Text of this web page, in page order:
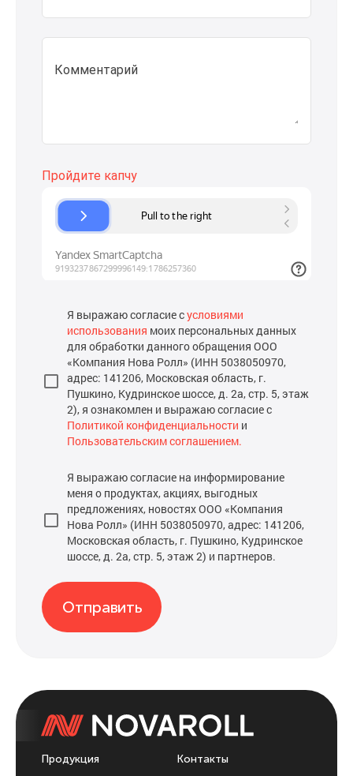
Комментарий
Я выражаю согласие сусловиями
использования моих персональных данных
для обработки данного обращения ООО
«Компания Нова Ролл» (ИНН 5038050970,
адрес: 141206, Московская область, г.
Пушкино, Кудринское шоссе, д. 2а, стр. 5, этаж
2), я ознакомлен и выражаю согласие с
Политикой конфиденциальности и
Пользовательским соглашением.
Я выражаю согласие на информирование
меня о продуктах, акциях, выгодных
предложениях, новостях ООО «Компания
Нова Ролл» (ИНН 5038050970, адрес: 141206,
Московская область, г. Пушкино, Кудринское
шоссе, д. 2а, стр. 5, этаж 2) и партнеров.
Отправить
Продукция
Контакты